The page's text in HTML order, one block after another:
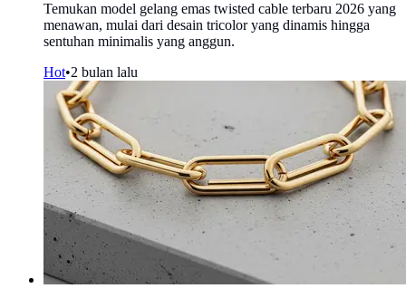
Temukan model gelang emas twisted cable terbaru 2026 yang
menawan, mulai dari desain tricolor yang dinamis hingga
sentuhan minimalis yang anggun.
Hot•2 bulan lalu